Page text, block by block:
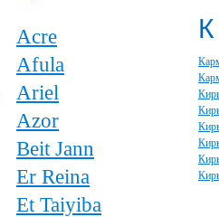
Acre
Afula
Ariel
Azor
Beit Jann
Er Reina
Et Taiyiba
К